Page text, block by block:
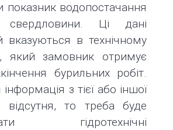
показник водопостачання
свердловини. Ці дані
вказуються в технічному
який замовник отримує
бурильних робіт.
з тієї або іншої
відсутня, то треба буде
гідротехнічні